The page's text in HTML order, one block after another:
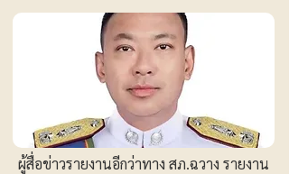
ผู้สื่อข่าวรายงานอีกว่าทาง สภ.ฉวาง รายงาน